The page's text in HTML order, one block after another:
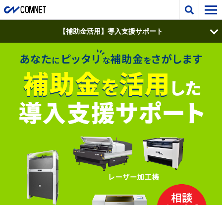
【補助金活用】導入支援サポート